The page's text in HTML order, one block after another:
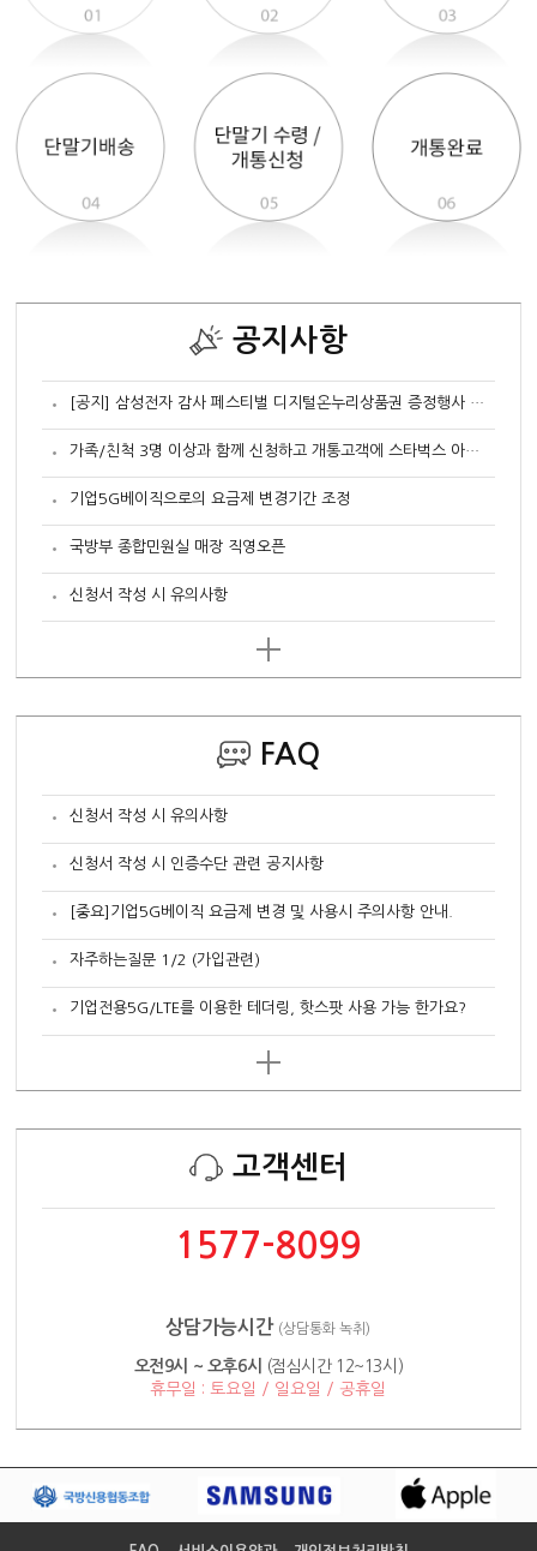
공지사항
[공지] 삼성전자 감사 페스티벌 디지털온누리상품권 증정행사 신청안내
가족/친척 3명 이상과 함께 신청하고 개통고객에 스타벅스 아메리카노 커피쿠폰 증정 행사
기업5G베이직으로의 요금제 변경기간 조정
국방부 종합민원실 매장 직영오픈
신청서 작성 시 유의사항
FAQ
신청서 작성 시 유의사항
신청서 작성 시 인증수단 관련 공지사항
[중요]기업5G베이직 요금제 변경 및 사용시 주의사항 안내.
자주하는질문 1/2 (가입관련)
기업전용5G/LTE를 이용한 테더링, 핫스팟 사용 가능 한가요?
고객센터
1577-8099
상담가능시간 (상담통화 녹취)
오전9시 ~ 오후6시
(점심시간 12~13시)
휴무일 : 토요일 / 일요일 / 공휴일